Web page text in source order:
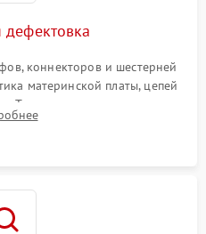
дефектовка
коннекторов и шестерней
материнской платы, цепей
Тестирование механизма
стабилизации.